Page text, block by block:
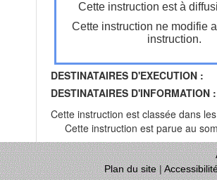
Cette instruction est à
Cette instruction ne modifie
instruction.
DESTINATAIRES D'EXECUTION :
DESTINATAIRES D'INFORMATION :
Cette instruction est classée dans
Cette instruction est parue au
Plan du site|